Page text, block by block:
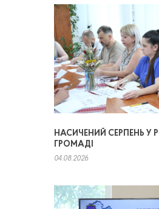
НАСИЧЕНИЙ СЕРПЕНЬ У
ГРОМАДІ
04.08.2026